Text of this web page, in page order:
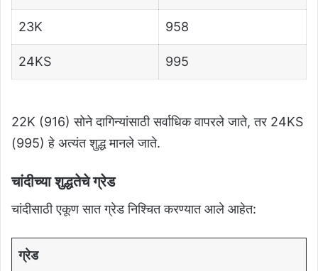
23K 958
24KS 995
22K (916) सोने दागिन्यांसाठी सर्वाधिक वापरले जाते, तर 24KS
(995) हे अत्यंत शुद्ध मानले जाते.
चांदीच्या शुद्धतेचे ग्रेड
चांदीसाठी एकूण सात ग्रेड निश्चित करण्यात आले आहेत:
ग्रेड